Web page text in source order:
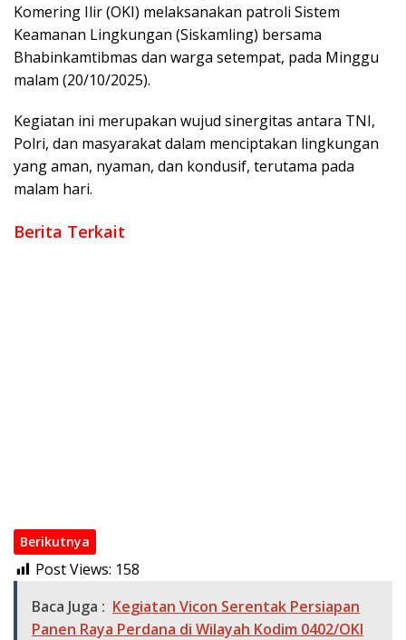
Komering Ilir (OKI) melaksanakan patroli Sistem
Keamanan Lingkungan (Siskamling) bersama
Bhabinkamtibmas dan warga setempat, pada Minggu
malam (20/10/2025).
Kegiatan ini merupakan wujud sinergitas antara TNI,
Polri, dan masyarakat dalam menciptakan lingkungan
yang aman, nyaman, dan kondusif, terutama pada
malam hari.
Berita Terkait
Berikutnya
Post Views: 158
Baca Juga : Kegiatan Vicon Serentak Persiapan
Panen Raya Perdana di Wilayah Kodim 0402/OKI